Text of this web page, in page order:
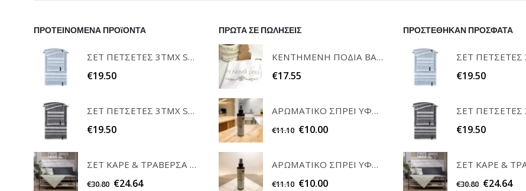
ΠΡΟΤΕΙΝΟΜΕΝΑ ΠΡΟϊΟΝΤΑ
ΣΕΤ ΠΕΤΣΕΤΕΣ 3ΤΜΧ SOFRANO CIELO GUY LAROCHE
€19.50
ΣΕΤ ΠΕΤΣΕΤΕΣ 3ΤΜΧ SOFRANO ANTHRACITE GUY LAROCHE
€19.50
ΣΕΤ ΚΑΡΕ & ΤΡΑΒΕΡΣΑ PEONY 08 TEORAN HOME & MORE
€30.80 €24.64
ΠΡΩΤΑ ΣΕ ΠΩΛΗΣΕΙΣ
ΚΕΝΤΗΜΕΝΗ ΠΟΔΙΑ ΒΑΦΤΙΣΗΣ "Η ΝΟΝΑ ΜΟΥ" RAISON D'ETRE
€17.55
ΑΡΩΜΑΤΙΚΟ ΣΠΡΕΙ ΥΦΑΣΜΑΤΩΝ WHITE MUSK 200ml ELEGANT
€11.10 €10.00
ΑΡΩΜΑΤΙΚΟ ΣΠΡΕΙ ΥΦΑΣΜΑΤΩΝ POWDER 200ml ELEGANT
€11.10 €10.00
ΠΡΟΣΤΕΘΗΚΑΝ ΠΡΟΣΦΑΤΑ
€19.50
€19.50
€30.80 €24.64